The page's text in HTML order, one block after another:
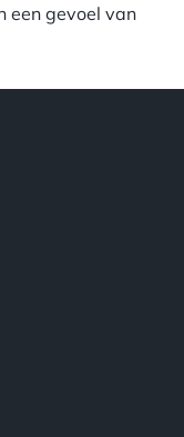
een gevoel van